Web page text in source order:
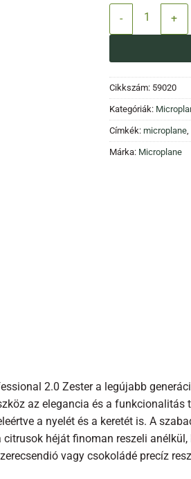
Microplane
Cikkszám: 59020
Kategóriák:
Címkék: microplane
Márka: Microplane
2.0 Zester a legújabb
az elegancia és a
a nyelét és a keretét is. A
héját finoman reszeli
vagy csokoládé precíz